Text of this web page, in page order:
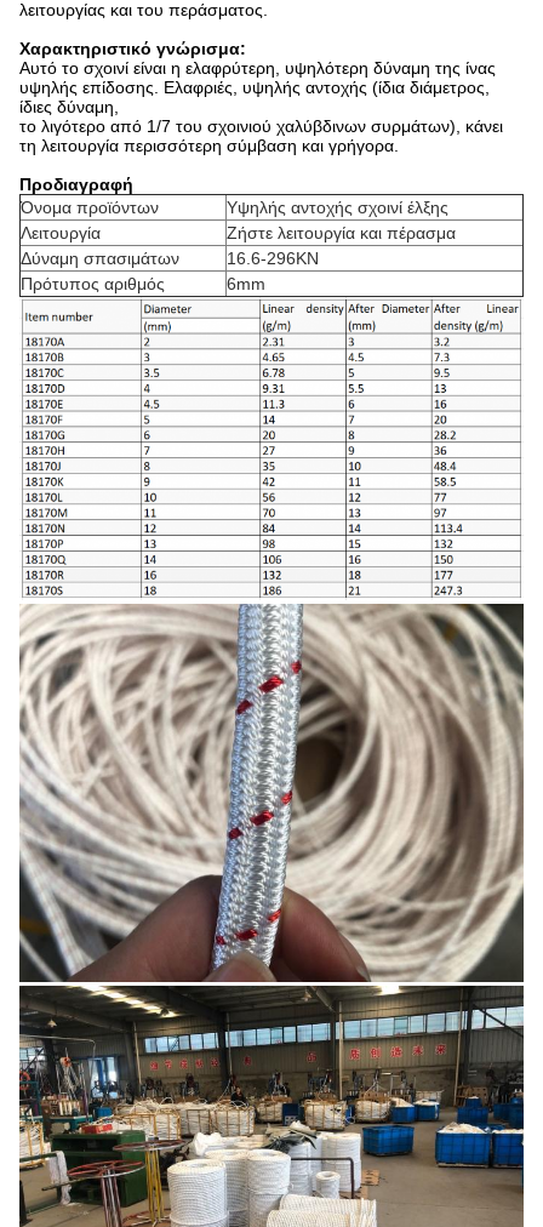
λειτουργίας και του περάσματος.
Χαρακτηριστικό γνώρισμα:
Αυτό το σχοινί είναι η ελαφρύτερη, υψηλότερη δύναμη της ίνας
υψηλής επίδοσης. Ελαφριές, υψηλής αντοχής (ίδια διάμετρος,
ίδιες δύναμη,
το λιγότερο από 1/7 του σχοινιού χαλύβδινων συρμάτων), κάνει
τη λειτουργία περισσότερη σύμβαση και γρήγορα.
Προδιαγραφή
Όνομα προϊόντων
Υψηλής αντοχής σχοινί έλξης
Λειτουργία
Ζήστε λειτουργία και πέρασμα
Δύναμη σπασιμάτων
16.6-296KN
Πρότυπος αριθμός
6mm